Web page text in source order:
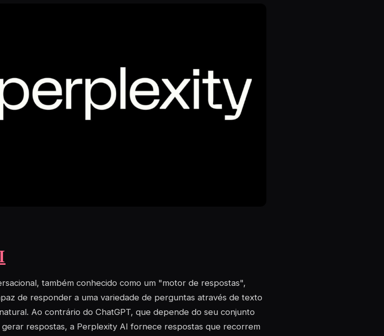
também conhecido como um "motor de respostas",
de responder a uma variedade de perguntas através de texto
Ao contrário do ChatGPT, que depende do seu conjunto
respostas, a Perplexity AI fornece respostas que recorrem